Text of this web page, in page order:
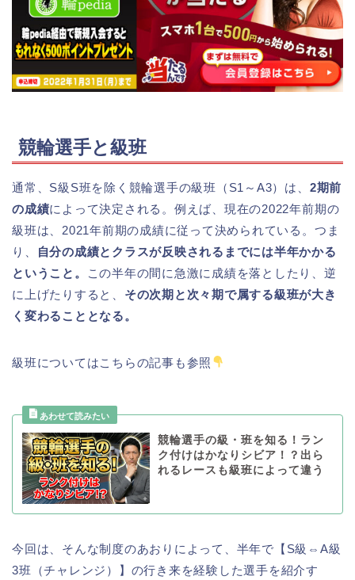
競輪選手と級班
通常、S級S班を除く競輪選手の級班（S1～A3）は、 2期前
の成績によって決定される。例えば、現在の2022年前期の
級班は、2021年前期の成績に従って決められている。つま
り、
自分の成績とクラスが反映されるまでには半年かかる
ということ。
この半年の間に急激に成績を落としたり、逆
に上げたりすると、 その次期と次々期で属する級班が大き
く変わることとなる。
級班についてはこちらの記事も参照
競輪選手の級・班を知る！ラン
ク付けはかなりシビア！？出ら
れるレースも級班によって違う
今回は、そんな制度のあおりによって、半年で【S級⇔A級
3班（チャレンジ）】の行き来を経験した選手を紹介す